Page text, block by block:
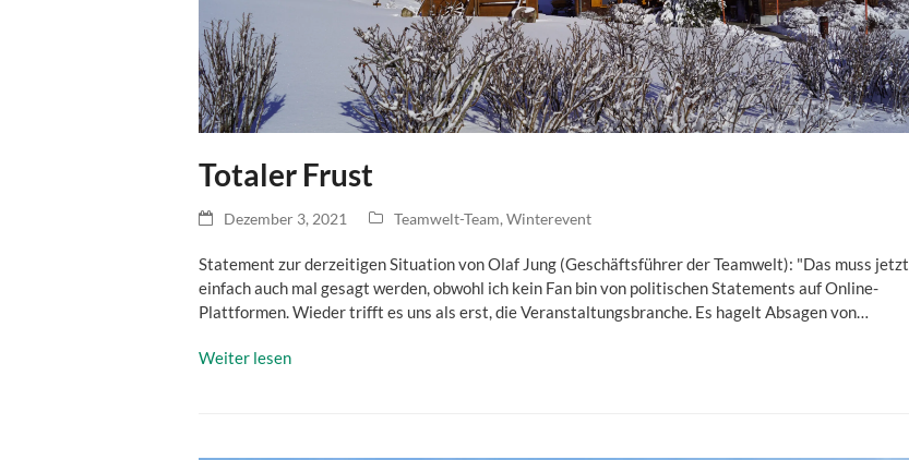
Totaler Frust
Dezember 3, 2021 Teamwelt-Team, Winterevent
Statement zur derzeitigen Situation von Olaf Jung (Geschäftsführer der Teamwelt): "Das muss jetzt
einfach auch mal gesagt werden, obwohl ich kein Fan bin von politischen Statements auf Online-
Plattformen. Wieder trifft es uns als erst, die Veranstaltungsbranche. Es hagelt Absagen von…
Weiter lesen